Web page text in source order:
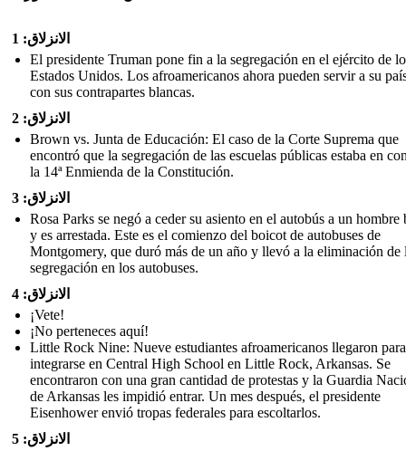
الانزلاق: 1
El presidente Truman pone fin a la segregación en el ejército de
Estados Unidos. Los afroamericanos ahora pueden servir a su
con sus contrapartes blancas.
الانزلاق: 2
Brown vs. Junta de Educación: El caso de la Corte Suprema que
encontró que la segregación de las escuelas públicas estaba en
la 14ª Enmienda de la Constitución.
الانزلاق: 3
Rosa Parks se negó a ceder su asiento en el autobús a un hombre
y es arrestada. Este es el comienzo del boicot de autobuses de
Montgomery, que duró más de un año y llevó a la eliminación de
segregación en los autobuses.
الانزلاق: 4
¡Vete!
¡No perteneces aquí!
Little Rock Nine: Nueve estudiantes afroamericanos llegaron para
integrarse en Central High School en Little Rock, Arkansas. Se
encontraron con una gran cantidad de protestas y la Guardia
de Arkansas les impidió entrar. Un mes después, el presidente
Eisenhower envió tropas federales para escoltarlos.
الانزلاق: 5